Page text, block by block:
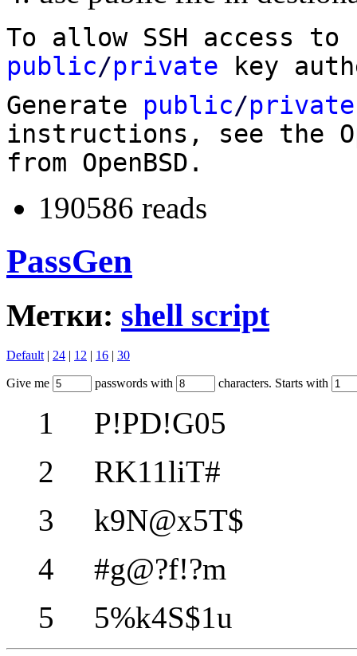
To allow SSH access to
public/private key
Generate public/private
instructions, see the
from OpenBSD.
190586 reads
PassGen
Метки: shell script
Default | 24 | 12 | 16 | 30
Give me passwords with characters. Starts with
1 P!PD!G05
2 RK11liT#
3 k9N@x5T$
4 #g@?f!?m
5 5%k4S$1u